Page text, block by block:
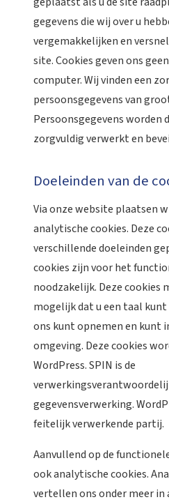
gegevens die wij over u
vergemakkelijken en
site. Cookies geven ons
computer. Wij vinden een
persoonsgegevens van
Persoonsgegevens worden
zorgvuldig verwerkt en
Doeleinden van de
Via onze website plaatsen
analytische cookies. Deze
verschillende doeleinden
cookies zijn voor het
noodzakelijk. Deze cookies
mogelijk dat u een taal
ons kunt opnemen en kunt
omgeving. Deze cookies
WordPress. SPIN is de
gegevensverwerking.
feitelijk verwerkende partij.
Aanvullend op de
ook analytische cookies.
vertellen ons onder meer in